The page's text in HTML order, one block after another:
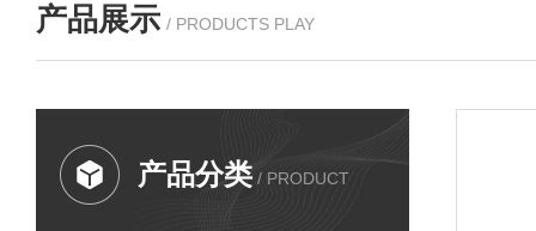
产品展示 / PRODUCTS PLAY
产品分类 / PRODUCT